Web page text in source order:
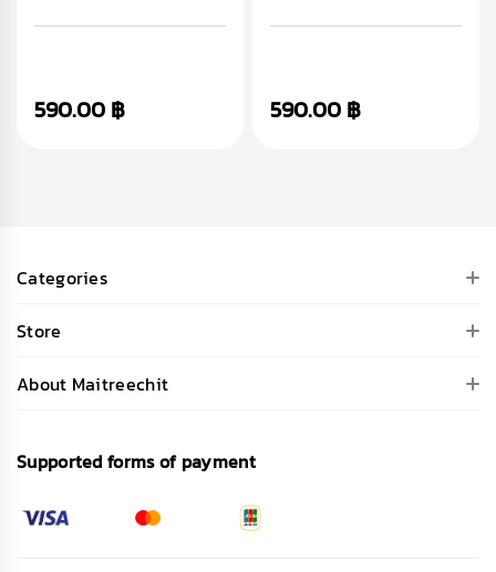
590.00 ฿ 590.00 ฿
Categories
Store
About Maitreechit
Supported forms of payment